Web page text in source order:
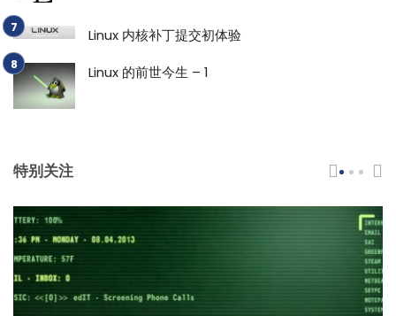
Linux 内核补丁提交初体验
Linux 的前世今生 – 1
特别关注